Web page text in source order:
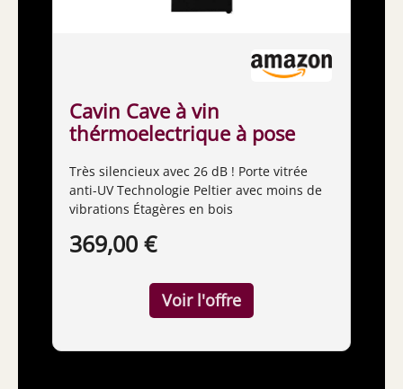
Cavin Cave à vin
thérmoelectrique à pose
14 Black, cave à vin noire,
14 bouteilles, porte anti-UV,
six clayettes en bois
Très silencieux avec 26 dB ! Porte vitrée
anti-UV Technologie Peltier avec moins de
vibrations Étagères en bois
369,00 €